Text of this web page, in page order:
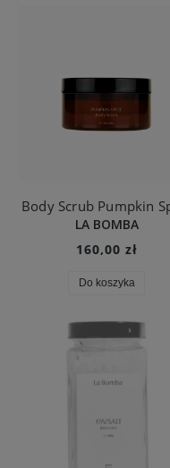
Body Scrub Pumpkin
LA BOMBA
160,00 zł
Do koszyka